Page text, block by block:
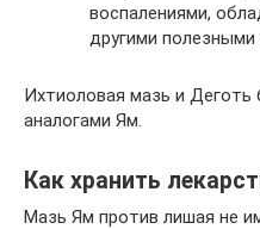
воспалениями,
другими полезными
Ихтиоловая мазь и
аналогами Ям.
Как хранить
Мазь Ям против лишая не